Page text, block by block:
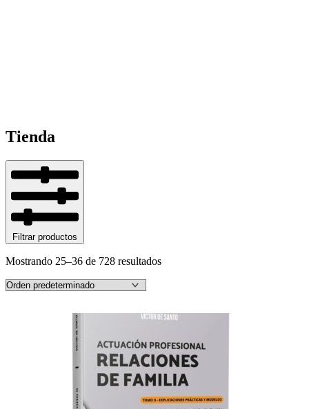
Tienda
Filtrar productos
Mostrando 25–36 de 728 resultados